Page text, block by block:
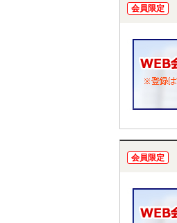
会員限定
会員限定